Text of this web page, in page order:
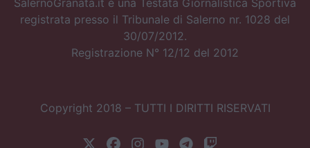
registrata presso il Tribunale di Salerno nr. 1028 del
30/07/2012.
Registrazione N° 12/12 del 2012
Copyright 2018 – TUTTI I DIRITTI RISERVATI